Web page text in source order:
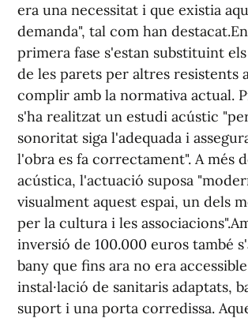
era una necessitat i que existia
demanda", tal com han
primera fase s'estan substituint
de les parets per altres resistents
complir amb la normativa actual.
s'ha realitzat un estudi acústic
sonoritat siga l'adequada i
l'obra es fa correctament". A més
acústica, l'actuació suposa
visualment aquest espai, un dels
per la cultura i les
inversió de 100.000 euros també
bany que fins ara no era
instal·lació de sanitaris adaptats,
suport i una porta corredissa.